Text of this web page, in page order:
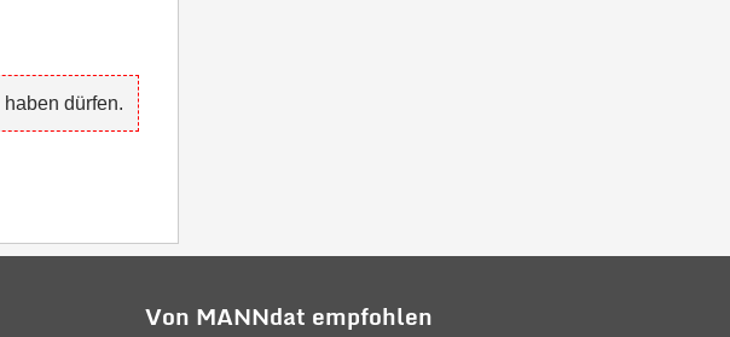
haben dürfen.
Von MANNdat empfohlen